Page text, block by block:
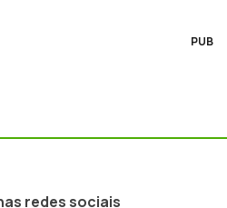
PUB
redes sociais